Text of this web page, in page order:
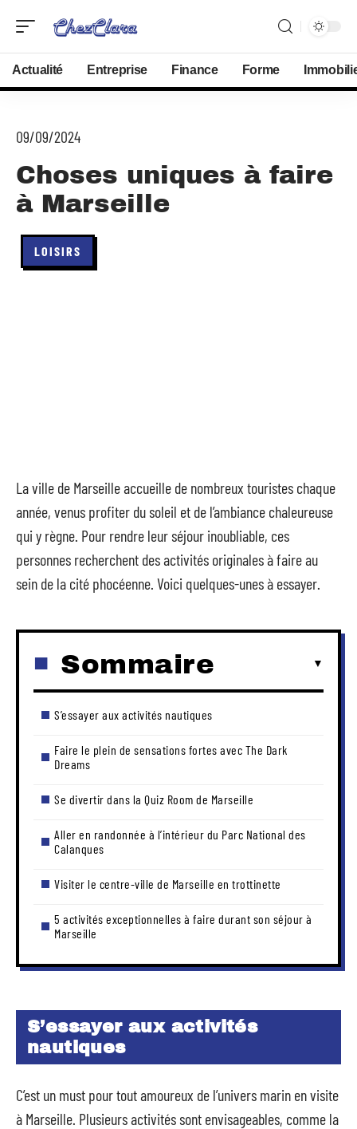
Actualité Entreprise Finance Forme
09/09/2024
Choses uniques à faire
à Marseille
LOISIRS
La ville de Marseille accueille de nombreux touristes chaque
année, venus profiter du soleil et de l’ambiance chaleureuse
qui y règne. Pour rendre leur séjour inoubliable, ces
personnes recherchent des activités originales à faire au
sein de la cité phocéenne. Voici quelques-unes à essayer.
Sommaire
S’essayer aux activités nautiques
Faire le plein de sensations fortes avec The Dark
Dreams
Se divertir dans la Quiz Room de Marseille
Aller en randonnée à l’intérieur du Parc National des
Calanques
Visiter le centre-ville de Marseille en trottinette
5 activités exceptionnelles à faire durant son séjour à
Marseille
S’essayer aux activités
nautiques
C’est un must pour tout amoureux de l’univers marin en visite
à Marseille. Plusieurs activités sont envisageables, comme la